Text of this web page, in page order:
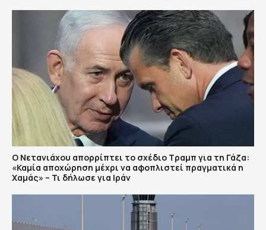
Ο Νετανιάχου απορρίπτει το σχέδιο Τραμπ για τη Γάζα:
«Καμία αποχώρηση μέχρι να αφοπλιστεί πραγματικά η
Χαμάς» – Τι δήλωσε για Ιράν